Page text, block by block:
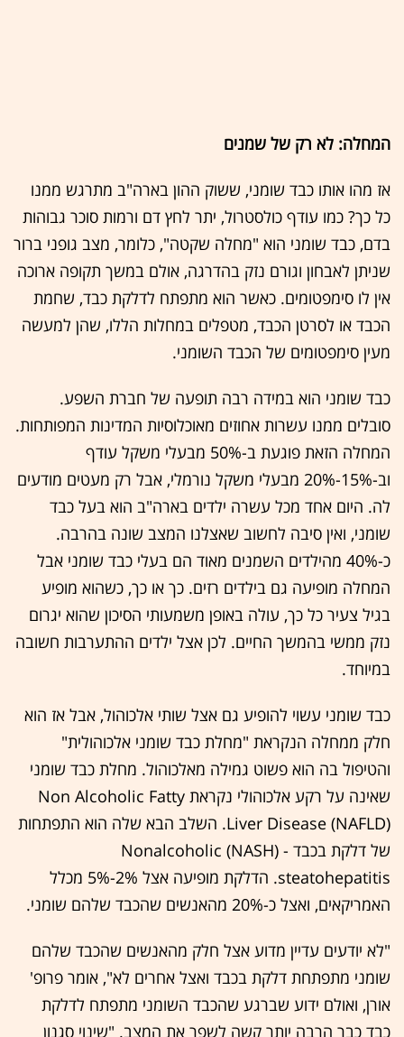
המחלה: לא רק של שמנים
אז מהו אותו כבד שומני, ששוק ההון בארה"ב מתרגש ממנו
כל כך? כמו עודף כולסטרול, יתר לחץ דם ורמות סוכר גבוהות
בדם, כבד שומני הוא "מחלה שקטה", כלומר, מצב גופני ברור
שניתן לאבחון וגורם נזק בהדרגה, אולם במשך תקופה ארוכה
אין לו סימפטומים. כאשר הוא מתפתח לדלקת כבד, שחמת
הכבד או לסרטן הכבד, מטפלים במחלות הללו, שהן למעשה
מעין סימפטומים של הכבד השומני.
כבד שומני הוא במידה רבה תופעה של חברת השפע.
סובלים ממנו עשרות אחוזים מאוכלוסיות המדינות המפותחות.
המחלה הזאת פוגעת ב-50% מבעלי משקל עודף
וב-15%-20% מבעלי משקל נורמלי, אבל רק מעטים מודעים
לה. היום אחד מכל עשרה ילדים בארה"ב הוא בעל כבד
שומני, ואין סיבה לחשוב שאצלנו המצב שונה בהרבה.
כ-40% מהילדים השמנים מאוד הם בעלי כבד שומני אבל
המחלה מופיעה גם בילדים רזים. כך או כך, כשהוא מופיע
בגיל צעיר כל כך, עולה באופן משמעותי הסיכון שהוא יגרום
נזק ממשי בהמשך החיים. לכן אצל ילדים ההתערבות חשובה
במיוחד.
כבד שומני עשוי להופיע גם אצל שותי אלכוהול, אבל אז הוא
חלק ממחלה הנקראת "מחלת כבד שומני אלכוהולית"
והטיפול בה הוא פשוט גמילה מאלכוהול. מחלת כבד שומני
שאינה על רקע אלכוהולי נקראת Non Alcoholic Fatty
Liver Disease (NAFLD). השלב הבא שלה הוא התפתחות
של דלקת בכבד - (NASH) Nonalcoholic
steatohepatitis. הדלקת מופיעה אצל 2%-5% מכלל
האמריקאים, ואצל כ-20% מהאנשים שהכבד שלהם שומני.
"לא יודעים עדיין מדוע אצל חלק מהאנשים שהכבד שלהם
שומני מתפתחת דלקת בכבד ואצל אחרים לא", אומר פרופ'
אורן, ואולם ידוע שברגע שהכבד השומני מתפתח לדלקת
כבד כבר הרבה יותר קשה לשפר את המצב. "שינוי סגנון